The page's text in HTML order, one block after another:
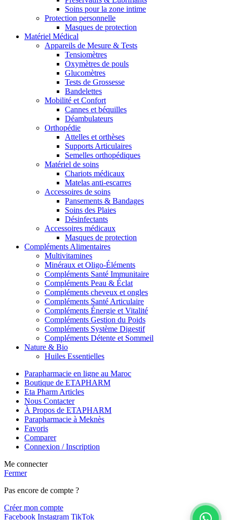
Soins pour la zone intime
Protection personnelle
Masques de protection
Matériel Médical
Appareils de Mesure & Tests
Tensiomètres
Oxymètres de pouls
Glucomètres
Tests de Grossesse
Bandelettes
Mobilité et Confort
Cannes et béquilles
Déambulateurs
Orthopédie
Attelles et orthèses
Supports Articulaires
Semelles orthopédiques
Matériel de soins
Chariots médicaux
Matelas anti-escarres
Accessoires de soins
Pansements & Bandages
Soins des Plaies
Désinfectants
Accessoires médicaux
Masques de protection
Compléments Alimentaires
Multivitamines
Minéraux et Oligo-Éléments
Compléments Santé Immunitaire
Compléments Peau & Éclat
Compléments cheveux et ongles
Compléments Santé Articulaire
Compléments Énergie et Vitalité
Compléments Gestion du Poids
Compléments Système Digestif
Compléments Détente et Sommeil
Nature & Bio
Huiles Essentielles
Parapharmacie en ligne au Maroc
Boutique de ETAPHARM
Eta Pharm Articles
Nous Contacter
À Propos de ETAPHARM
Parapharmacie à Meknès
Favoris
Comparer
Connexion / Inscription
Me connecter
Fermer
Pas encore de compte ?
Créer mon compte
Facebook Instagram TikTok